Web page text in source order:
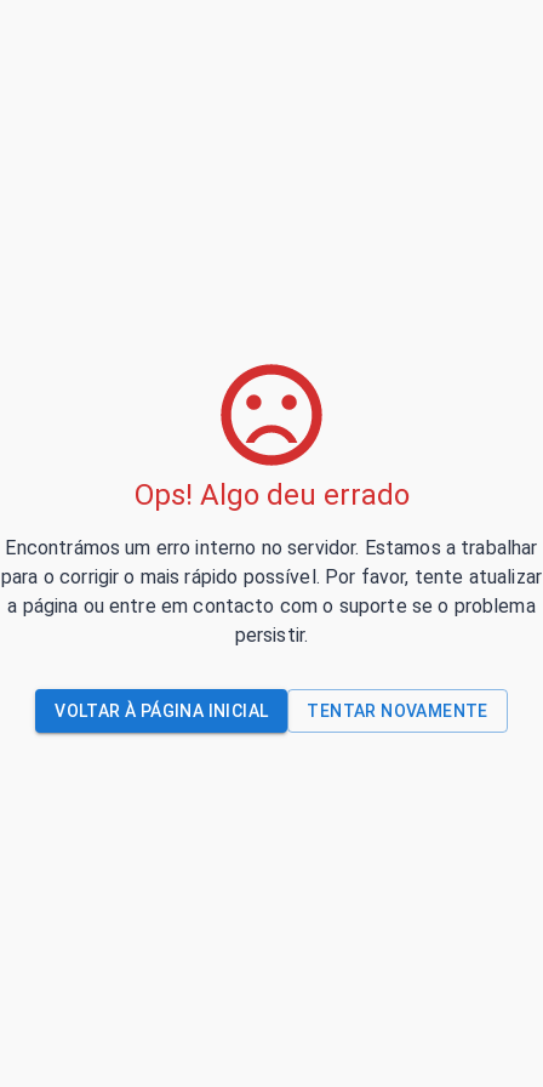
Ops! Algo deu errado
Encontrámos um erro interno no servidor. Estamos a trabalhar
para o corrigir o mais rápido possível. Por favor, tente atualizar
a página ou entre em contacto com o suporte se o problema
persistir.
VOLTAR À PÁGINA INICIAL TENTAR NOVAMENTE